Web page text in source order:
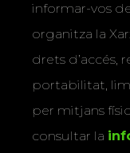
informar-vos
organitza la
drets d’accés,
portabilitat,
per mitjans
consultar la